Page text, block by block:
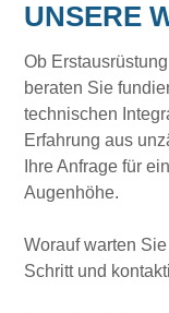
UNSERE
Ob
beraten Sie
technischen
Erfahrung aus
Ihre Anfrage für
Augenhöhe.
Worauf warten
Schritt und